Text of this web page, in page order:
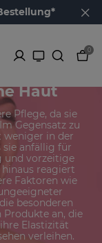
0
Haut
Pflege, da sie
Gegensatz zu
weniger in der
sie anfällig für
und vorzeitige
reagiert
Faktoren wie
besonderen
an, die
Elastizität
verleihen.